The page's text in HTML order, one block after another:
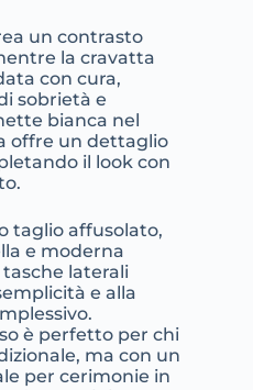
un contrasto
la cravatta
con cura,
sobrietà e
bianca nel
offre un dettaglio
il look con
taglio affusolato,
e moderna
laterali
e alla
è perfetto per chi
ma con un
per cerimonie in